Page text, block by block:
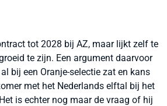
tot 2028 bij AZ, maar lijkt zelf te
te zijn. Een argument daarvoor
bij een Oranje-selectie zat en kans
met het Nederlands elftal bij het
is echter nog maar de vraag of hij